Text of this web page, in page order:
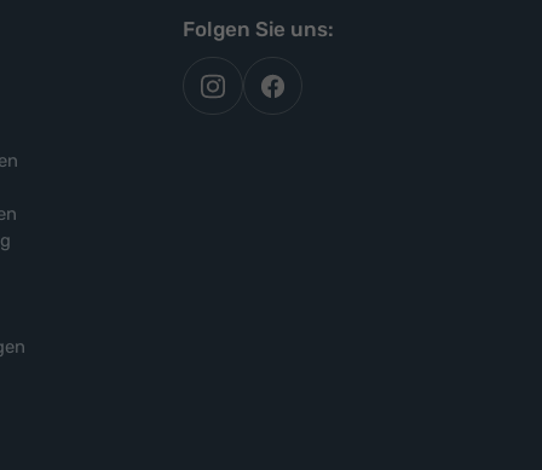
Folgen Sie uns:
autoflex
auf
autoflex24
auf